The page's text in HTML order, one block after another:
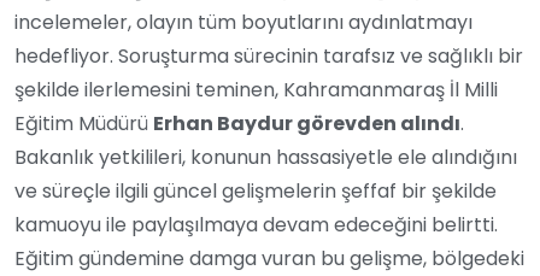
incelemeler, olayın tüm boyutlarını aydınlatmayı
hedefliyor. Soruşturma sürecinin tarafsız ve sağlıklı bir
şekilde ilerlemesini teminen, Kahramanmaraş İl Milli
Eğitim Müdürü Erhan Baydur görevden alındı.
Bakanlık yetkilileri, konunun hassasiyetle ele alındığını
ve süreçle ilgili güncel gelişmelerin şeffaf bir şekilde
kamuoyu ile paylaşılmaya devam edeceğini belirtti.
Eğitim gündemine damga vuran bu gelişme, bölgedeki